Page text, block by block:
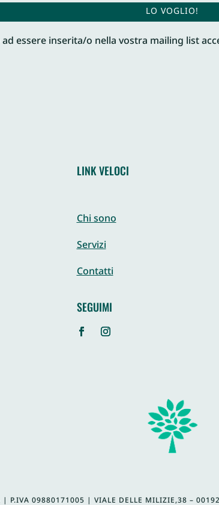
LO VOGLIO!
essere inserita/o nella vostra mailing list
LINK VELOCI
Chi sono
Servizi
Contatti
SEGUIMI
| P.IVA09880171005 | VIALE DELLE MILIZIE,38 –